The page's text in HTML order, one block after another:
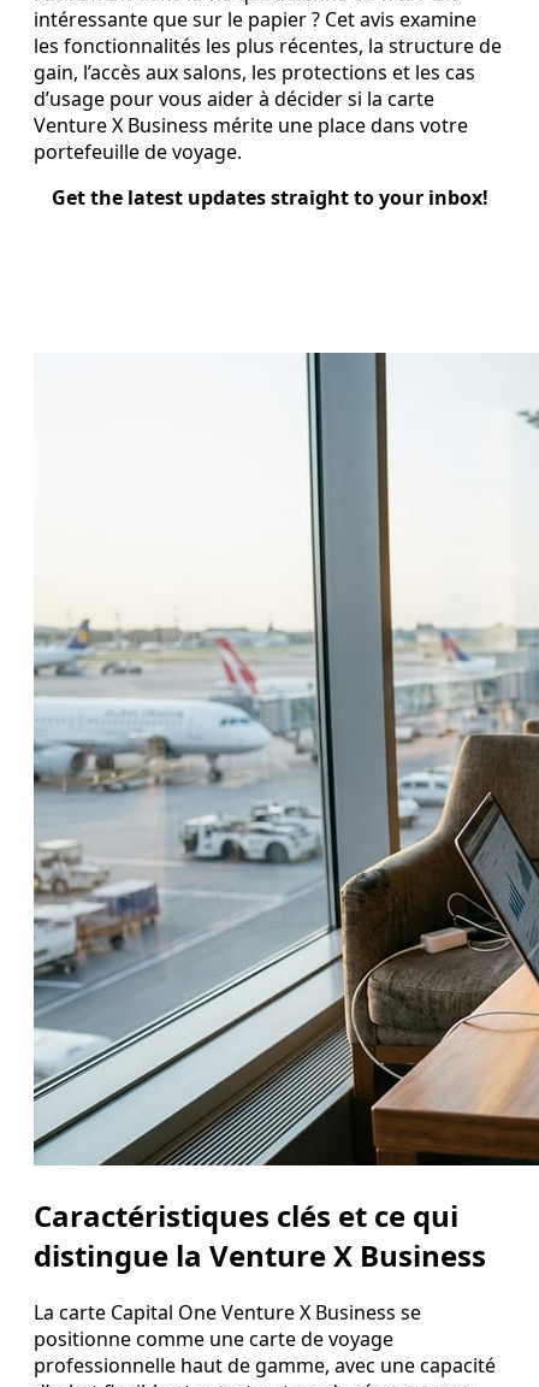
intéressante que sur le papier ? Cet avis examine
les fonctionnalités les plus récentes, la structure de
gain, l’accès aux salons, les protections et les cas
d’usage pour vous aider à décider si la carte
Venture X Business mérite une place dans votre
portefeuille de voyage.
Get the latest updates straight to your inbox!
Caractéristiques clés et ce qui
distingue la Venture X Business
La carte Capital One Venture X Business se
positionne comme une carte de voyage
professionnelle haut de gamme, avec une capacité